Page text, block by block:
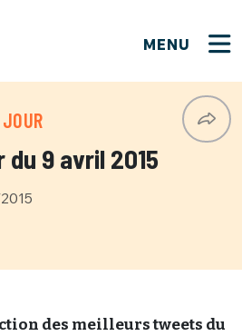
MENU
du 9 avril 2015
des meilleurs tweets du
Mot de passe perdu ?
FERMER
PARTICIPATION
vous proposer ?
tweets